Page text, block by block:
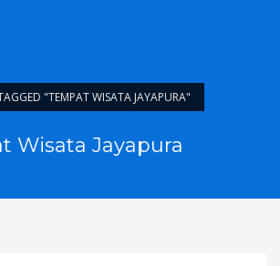
"TEMPAT WISATA JAYAPURA"
Wisata Jayapura